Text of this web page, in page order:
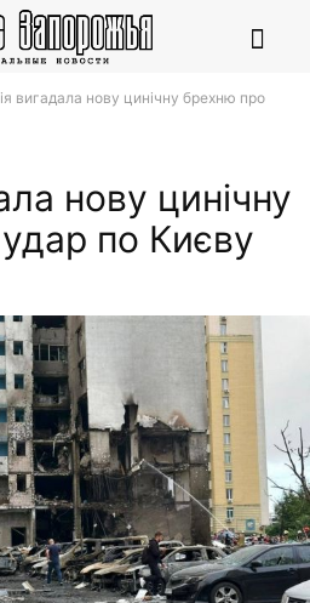
вигадала нову цинічну брехню про
нову цинічну
по Києву